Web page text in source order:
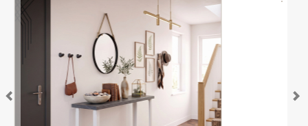
Précédent